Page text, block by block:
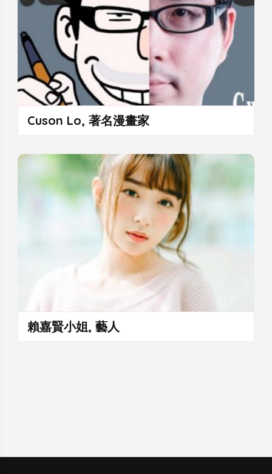
Cuson Lo, 著名漫畫家
賴嘉賢小姐, 藝人